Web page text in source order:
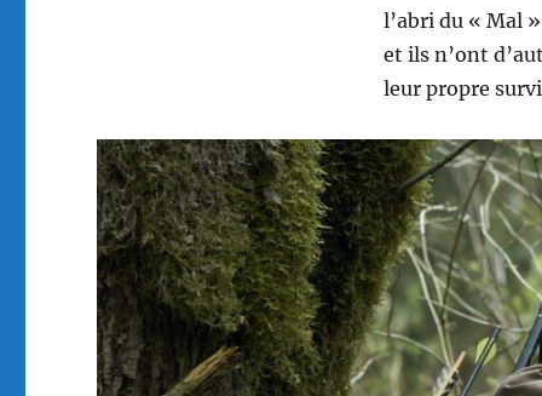
l’abri du « Mal
et ils n’ont
leur propre